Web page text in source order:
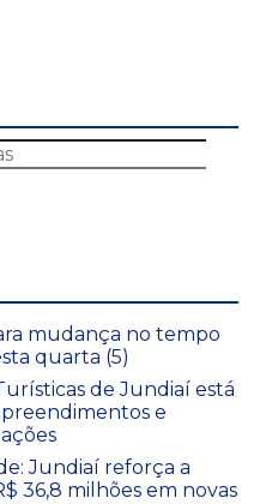
mudança no tempo
quarta (5)
de Jundiaí está
e
Jundiaí reforça a
36,8 milhões em novas